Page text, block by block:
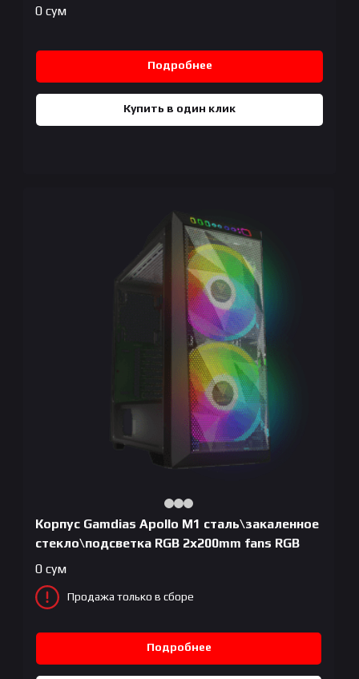
0 сум
Подробнее
Купить в один клик
Корпус Gamdias Apollo M1 сталь\закаленное
стекло\подсветка RGB 2x200mm fans RGB
0 сум
Продажа только в сборе
Подробнее